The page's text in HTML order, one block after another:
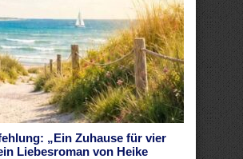
„Ein Zuhause für vier
Liebesroman von Heike